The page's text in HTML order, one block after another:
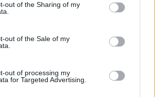
out of the Sharing of my
out of the Sale of my
out of processing my
for Targeted Advertising.